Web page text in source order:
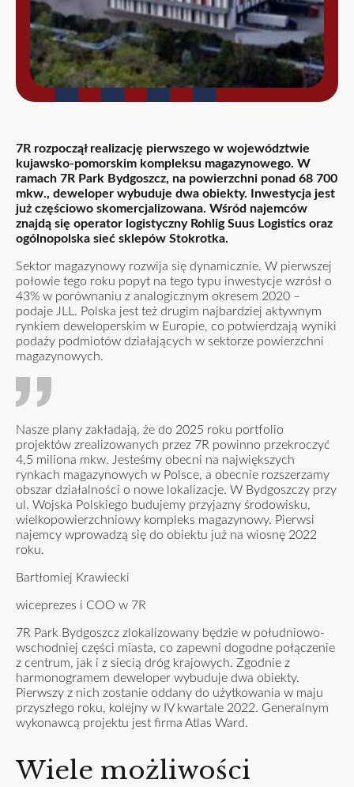
7R rozpoczął realizację pierwszego w województwie
kujawsko-pomorskim kompleksu magazynowego. W
ramach 7R Park Bydgoszcz, na powierzchni ponad 68 700
mkw., deweloper wybuduje dwa obiekty. Inwestycja jest
już częściowo skomercjalizowana. Wśród najemców
znajdą się operator logistyczny Rohlig Suus Logistics oraz
ogólnopolska sieć sklepów Stokrotka.
Sektor magazynowy rozwija się dynamicznie. W pierwszej
połowie tego roku popyt na tego typu inwestycje wzrósł o
43% w porównaniu z analogicznym okresem 2020 –
podaje JLL. Polska jest też drugim najbardziej aktywnym
rynkiem deweloperskim w Europie, co potwierdzają wyniki
podaży podmiotów działających w sektorze powierzchni
magazynowych.
Nasze plany zakładają, że do 2025 roku portfolio
projektów zrealizowanych przez 7R powinno przekroczyć
4,5 miliona mkw. Jesteśmy obecni na największych
rynkach magazynowych w Polsce, a obecnie rozszerzamy
obszar działalności o nowe lokalizacje. W Bydgoszczy przy
ul. Wojska Polskiego budujemy przyjazny środowisku,
wielkopowierzchniowy kompleks magazynowy. Pierwsi
najemcy wprowadzą się do obiektu już na wiosnę 2022
roku.
Bartłomiej Krawiecki
wiceprezes i COO w 7R
7R Park Bydgoszcz zlokalizowany będzie w południowo-
wschodniej części miasta, co zapewni dogodne połączenie
z centrum, jak i z siecią dróg krajowych. Zgodnie z
harmonogramem deweloper wybuduje dwa obiekty.
Pierwszy z nich zostanie oddany do użytkowania w maju
przyszłego roku, kolejny w IV kwartale 2022. Generalnym
wykonawcą projektu jest firma Atlas Ward.
Wiele możliwości